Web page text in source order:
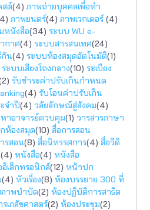
สต์(4) ภาพถ่ายบุคคลเพื่อทำ
ภาพยนตร์(4) ภาพเวกเตอร์(4)
หนังสือ(34) ระบบ WU e-
กาศ(4) ระบบสารสนเทศ(24)
กัน(4) ระบบห้องสมุดอัตโนมัติ(1)
ระบบเสียงโถงกลาง(10) ระเบียง
รับชำระค่าปรับเกินกำหนด
(4) รับโอนค่าปรับเกิน
จำปี(4) วลัยลักษณ์สู่สังคม(4)
าอาจารย์ควบคุม(1) วารสารภาษา
ห้องสมุด(10) สื่อการสอน
รสอน(8) สื่อนิทรรศการ(4) สื่อวีดิ
(4) หนังสือ(4) หนังสือ
เล็กทรอนิกส์(12) หน้าปก
(4) หัวเรื่อง(8) ห้องบรรยาย 300 ที่
าพบำบัด(2) ห้องปฏิบัติการสาธิต
เภสัชศาสตร์(2) ห้องประชุม(2)